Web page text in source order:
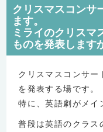
クリスマスコンサ
ます。
ミライのクリスマ
ものを発表します
クリスマスコンサー
を発表する場です。
特に、英語劇がメイ
普段は英語のクラス